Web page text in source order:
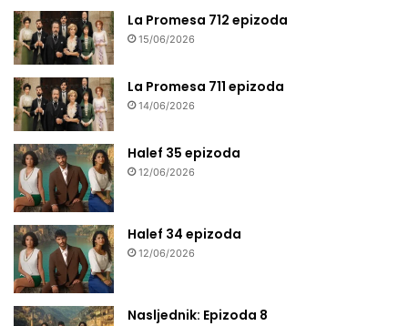
La Promesa 712 epizoda
15/06/2026
La Promesa 711 epizoda
14/06/2026
Halef 35 epizoda
12/06/2026
Halef 34 epizoda
12/06/2026
Nasljednik: Epizoda 8